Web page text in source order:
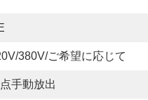
380V/ご希望に応じて
手動放出